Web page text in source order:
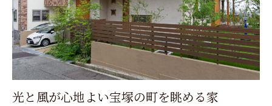
光と風が心地よい宝塚の町を眺める家